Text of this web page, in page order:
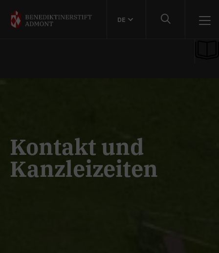
DE
Kontakt und
Kanzleizeiten